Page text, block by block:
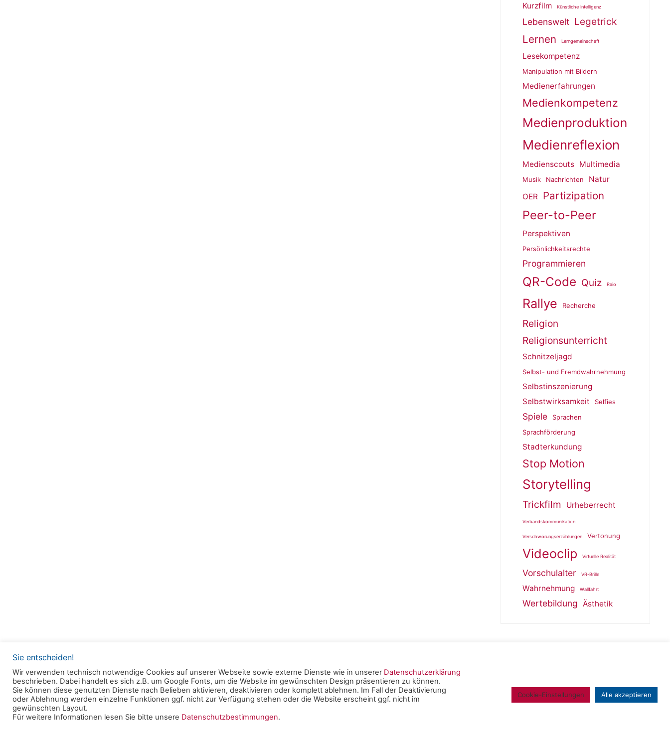
Kurzfilm Künstliche Intelligenz
Lebenswelt Legetrick
Lernen Lerngemeinschaft
Lesekompetenz
Manipulation mit Bildern
Medienerfahrungen
Medienkompetenz
Medienproduktion
Medienreflexion
Medienscouts Multimedia
Musik Nachrichten
Natur
OER
Partizipation
Peer-to-Peer
Perspektiven
Persönlichkeitsrechte
Programmieren
QR-Code Quiz Raio
Rallye Recherche
Religion
Religionsunterricht
Schnitzeljagd
Selbst- und Fremdwahrnehmung
Selbstinszenierung
Selbstwirksamkeit
Selfies
Spiele
Sprachen
Sprachförderung
Stadterkundung
Stop Motion
Storytelling
Trickfilm Urheberrecht
Verbandskommunikation
Verschwörungserzählungen Vertonung
Videoclip Virtuelle Realität
Vorschulalter VR-Brille
Wahrnehmung Wallfahrt
Wertebildung Ästhetik
Powered byRoseta &WordPress.
© 2025 Clearingstelle Medienkompetenz der Deutschen
Bischofskonferenz an der Katholischen Hochschule Mainz -Impressum|
Datenschutzerklärung
Sie entscheiden!
Wir verwenden technisch notwendige Cookies auf unserer Webseite sowie externe Dienste wie in unserer Datenschutzerklärung
beschrieben. Dabei handelt es sich z.B. um Google Fonts, um die Website im gewünschten Design präsentieren zu können.
Sie können diese genutzten Dienste nach Belieben aktivieren, deaktivieren oder komplett ablehnen. Im Fall der Deaktivierung
oder Ablehnung werden einzelne Funktionen ggf. nicht zur Verfügung stehen oder die Website erscheint ggf. nicht im
gewünschten Layout.
Für weitere Informationen lesen Sie bitte unsere Datenschutzbestimmungen.
Cookie-Einstellungen Alle akzeptieren